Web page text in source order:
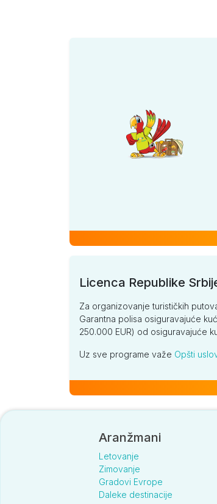
Licenca Republike
Za organizovanje turističkih
Garantna polisa osiguravajuće
250.000 EUR) od osiguravajuće
Uz sve programe važe Opšti
Aranžmani
Letovanje
Zimovanje
Gradovi Evrope
Daleke destinacije